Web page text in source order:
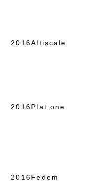
2016Altiscale
2016Plat.one
2016Fedem